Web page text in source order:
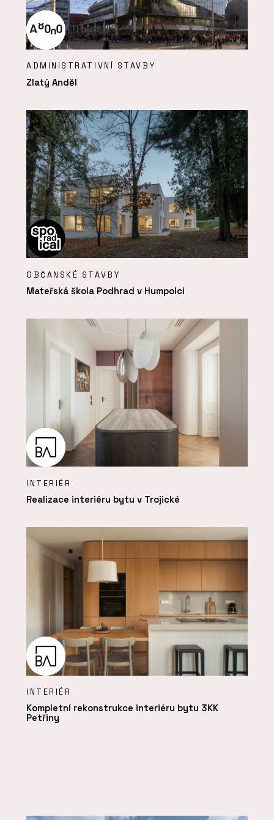
ADMINISTRATIVNÍ STAVBY
Zlatý Anděl
OBČANSKÉ STAVBY
Mateřská škola Podhrad v Humpolci
INTERIÉR
Realizace interiéru bytu v Trojické
INTERIÉR
Kompletní rekonstrukce interiéru bytu 3KK
Petřiny